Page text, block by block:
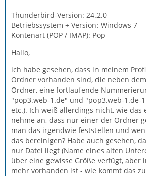
Thunderbird-Version: 24.2.0
Betriebssystem + Version: Windows 7
Kontenart (POP / IMAP): Pop
Hallo,
ich habe gesehen, dass in meinem
Ordner vorhanden sind, die neben
Ordner, eine fortlaufende
"pop3.web-1.de" und "pop3.web-1.de-
etc.). Ich weiß allerdings nicht, wie das
nehme an, dass nur einer der Ordner
man das irgendwie feststellen und
das bereinigen? Habe auch gesehen,
nur Datei liegt (Name eines alten
über eine gewisse Größe verfügt,
mehr vorhanden ist - wie kommt das